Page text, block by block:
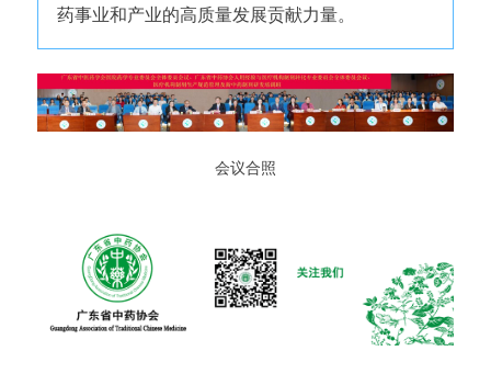
药事业和产业的高质量发展贡献力量。
会议合照